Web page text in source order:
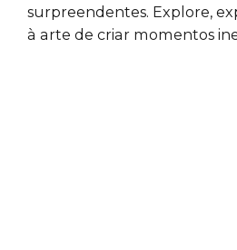
surpreendentes. Explore,
à arte de criar momentos